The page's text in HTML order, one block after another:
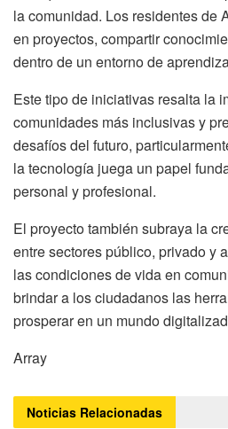
la comunidad. Los residentes de
en proyectos, compartir
dentro de un entorno de
Este tipo de iniciativas resalta la
comunidades más inclusivas y
desafíos del futuro,
la tecnología juega un papel
personal y profesional.
El proyecto también subraya la
entre sectores público, privado y
las condiciones de vida en
brindar a los ciudadanos las
prosperar en un mundo
Array
Noticias Relacionadas